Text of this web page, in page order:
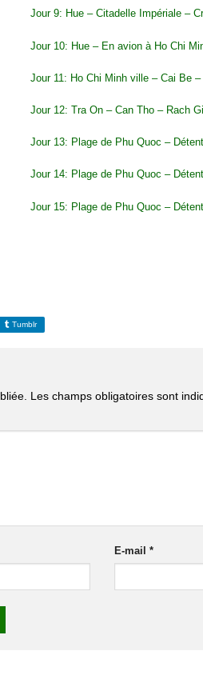
Jour 9: Hue – Citadelle Impériale –
Jour 10: Hue – En avion à Ho Chi
Jour 11: Ho Chi Minh ville – Cai Be
Jour 12: Tra On – Can Tho – Rach
Jour 13: Plage de Phu Quoc –
Jour 14: Plage de Phu Quoc –
Jour 15: Plage de Phu Quoc –
Tumblr
Les champs obligatoires sont
E-mail*